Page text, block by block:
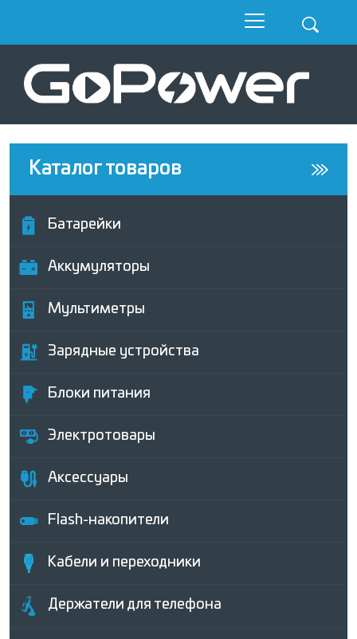
Каталог товаров
Батарейки
Аккумуляторы
Мультиметры
Зарядные устройства
Блоки питания
Электротовары
Аксессуары
Flash-накопители
Кабели и переходники
Держатели для телефона